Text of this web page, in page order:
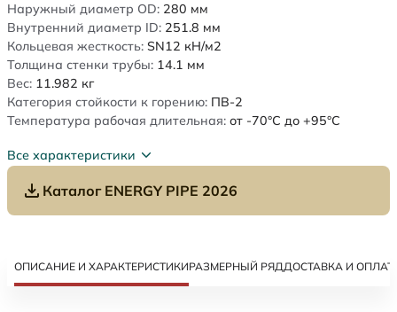
Наружный диаметр OD: 280 мм
Внутренний диаметр ID: 251.8 мм
Кольцевая жесткость: SN12 кН/м2
Толщина стенки трубы: 14.1 мм
Вес: 11.982 кг
Категория стойкости к горению: ПВ-2
Температура рабочая длительная: от -70°C до +95°C
Все характеристики
Каталог ENERGY PIPE 2026
ОПИСАНИЕ И ХАРАКТЕРИСТИКИРАЗМЕРНЫЙ РЯДДОСТАВКА И